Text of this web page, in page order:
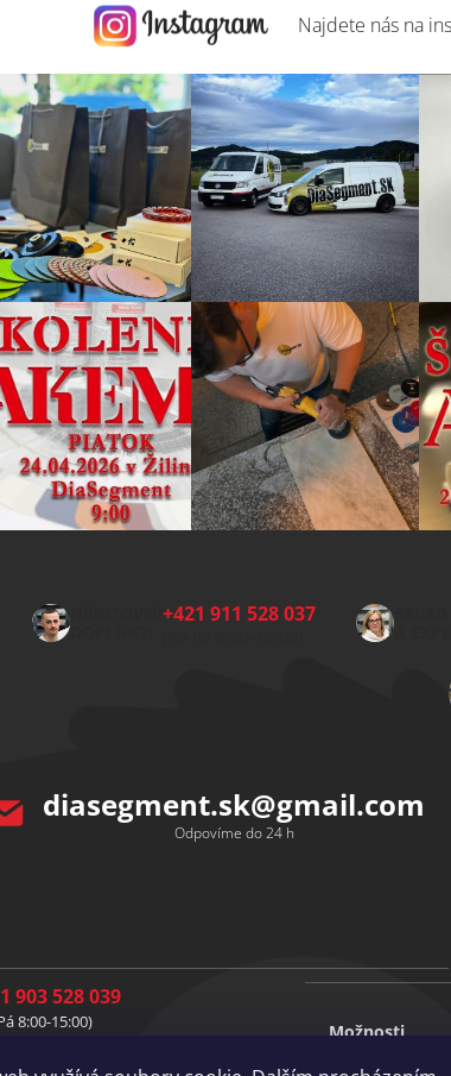
Najdete nás na
HŘBITOVNÍ+421 911 528 037
SKLAD
A
diasegment.sk@gmail.com
Odpovíme do 24 h
903 528 039
8:00-15:00)
8:00-15:00)
Možnosti
dopravy